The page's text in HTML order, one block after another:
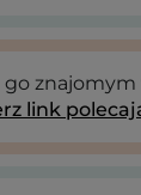
go znajomym
link